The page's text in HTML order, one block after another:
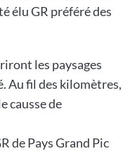
élu GR préféré des
les paysages
Au fil des kilomètres,
causse de
de Pays Grand Pic